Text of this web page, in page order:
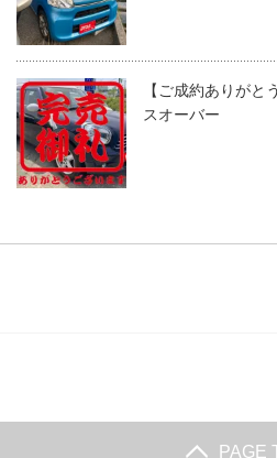
【ご成約ありが
スオーバー
PAGE